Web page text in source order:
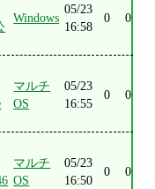
Windows
05/23
16:58
0 0
マルチ
OS
05/23
16:55
0 0
マルチ
OS
05/23
16:50
0 0